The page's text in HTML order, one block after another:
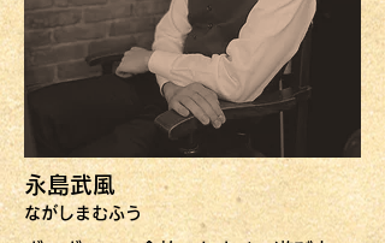
永島武風
ながしまむふう